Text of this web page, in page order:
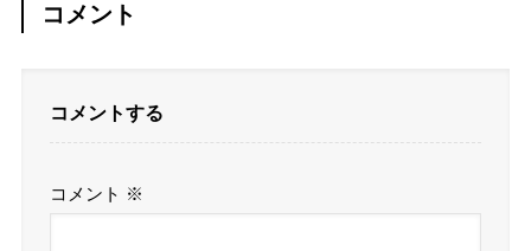
コメント
コメントする
コメント ※